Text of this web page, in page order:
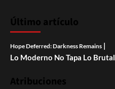
Último artículo
Hope Deferred: Darkness Remains |
Lo Moderno No Tapa Lo Brutal
Atribuciones